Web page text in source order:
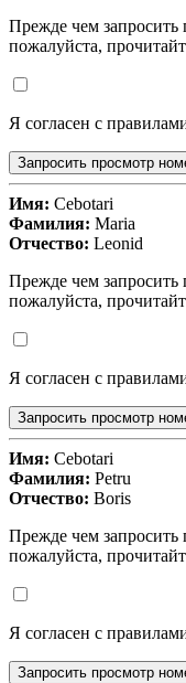
Прежде чем запросить
пожалуйста,
Я согласен с
Запросить просмотр
Имя: Cebotari
Фамилия: Maria
Отчество: Leonid
Прежде чем запросить
пожалуйста,
Я согласен с
Запросить просмотр
Имя: Cebotari
Фамилия: Petru
Отчество: Boris
Прежде чем запросить
пожалуйста,
Я согласен с
Запросить просмотр